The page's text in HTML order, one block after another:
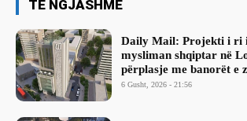
TË NGJASHME
Daily Mail: Projekti i ri
mysliman shqiptar në
përplasje me banorët e
6 Gusht, 2026 - 21:56